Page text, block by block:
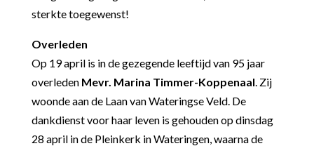
sterkte toegewenst!
Overleden
Op 19 april is in de gezegende leeftijd van 95 jaar
overleden Mevr. Marina Timmer-Koppenaal. Zij
woonde aan de Laan van Wateringse Veld. De
dankdienst voor haar leven is gehouden op dinsdag
28 april in de Pleinkerk in Wateringen, waarna de